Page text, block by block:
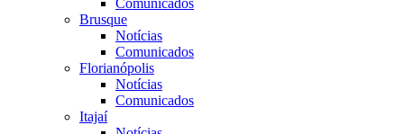
Comunicados
Brusque
Notícias
Comunicados
Florianópolis
Notícias
Comunicados
Itajaí